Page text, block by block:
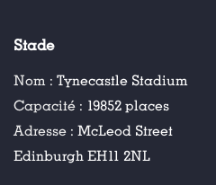
Stade
Nom : Tynecastle Stadium
Capacité : 19852 places
Adresse : McLeod Street
Edinburgh EH11 2NL